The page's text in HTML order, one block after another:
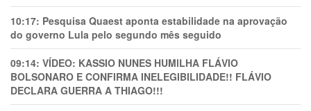
10:17: Pesquisa Quaest aponta estabilidade na aprovação
do governo Lula pelo segundo mês seguido
09:14: VÍDEO: KASSIO NUNES HUMlLHA FLÁVIO
BOLSONARO E CONFIRMA INELEGIBILIDADE!! FLÁVIO
DECLARA GUERRA A THIAGO!!!